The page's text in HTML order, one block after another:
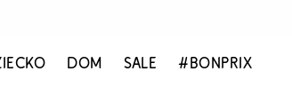
DOM SALE #BONPRIX